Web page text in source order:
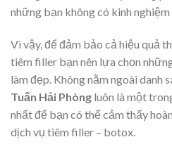
những bạn không có kinh nghiệm
Vì vậy, để đảm bảo cả hiệu quả
tiêm filler bạn nên lựa chọn
làm đẹp. Không nằm ngoài danh
Tuấn Hải Phòng luôn là một
nhất để bạn có thể cảm thấy
dịch vụ tiêm filler – botox.